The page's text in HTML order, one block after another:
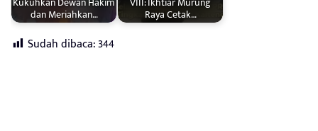
dan Meriahkan… Raya Cetak…
Sudah dibaca:344